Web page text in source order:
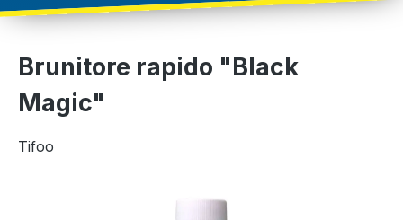
Brunitore rapido "Black
Magic"
Tifoo
Salta la galleria di immagini